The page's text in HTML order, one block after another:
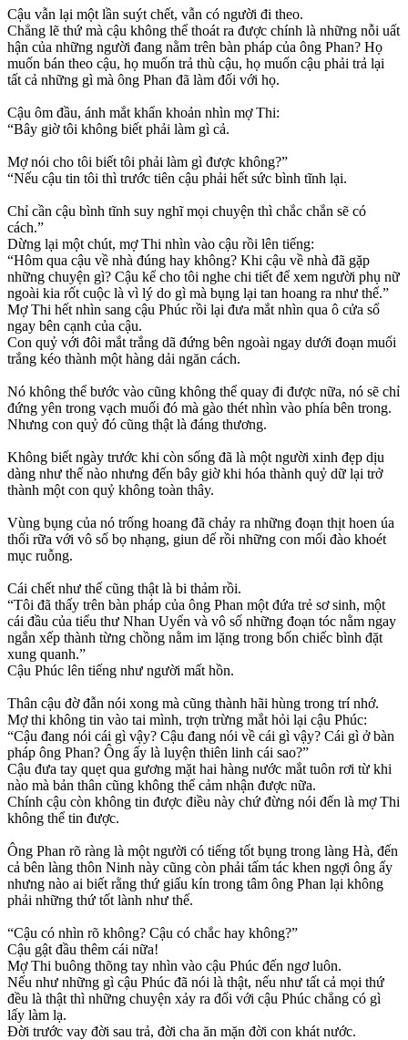
Cậu vẫn lại một lần suýt chết, vẫn có người đi theo.
Chẳng lẽ thứ mà cậu không thể thoát ra được chính là những nỗi uất
hận của những người đang nằm trên bàn pháp của ông Phan? Họ
muốn bán theo cậu, họ muốn trả thù cậu, họ muốn cậu phải trả lại
tất cả những gì mà ông Phan đã làm đối với họ.
Cậu ôm đầu, ánh mắt khẩn khoản nhìn mợ Thi:
“Bây giờ tôi không biết phải làm gì cả.
Mợ nói cho tôi biết tôi phải làm gì được không?”
“Nếu cậu tin tôi thì trước tiên cậu phải hết sức bình tĩnh lại.
Chỉ cần cậu bình tĩnh suy nghĩ mọi chuyện thì chắc chắn sẽ có
cách.”
Dừng lại một chút, mợ Thi nhìn vào cậu rồi lên tiếng:
“Hôm qua cậu về nhà đúng hay không? Khi cậu về nhà đã gặp
những chuyện gì? Cậu kể cho tôi nghe chi tiết để xem người phụ nữ
ngoài kia rốt cuộc là vì lý do gì mà bụng lại tan hoang ra như thế.”
Mợ Thi hết nhìn sang cậu Phúc rồi lại đưa mắt nhìn qua ô cửa sổ
ngay bên cạnh của cậu.
Con quỷ với đôi mắt trắng dã đứng bên ngoài ngay dưới đoạn muối
trắng kéo thành một hàng dải ngăn cách.
Nó không thể bước vào cũng không thể quay đi được nữa, nó sẽ chỉ
đứng yên trong vạch muối đó mà gào thét nhìn vào phía bên trong.
Nhưng con quỷ đó cũng thật là đáng thương.
Không biết ngày trước khi còn sống đã là một người xinh đẹp dịu
dàng như thế nào nhưng đến bây giờ khi hóa thành quỷ dữ lại trở
thành một con quỷ không toàn thây.
Vùng bụng của nó trống hoang đã chảy ra những đoạn thịt hoen úa
thối rữa với vô số bọ nhạng, giun dế rồi những con mối đào khoét
mục ruỗng.
Cái chết như thế cũng thật là bi thảm rồi.
“Tôi đã thấy trên bàn pháp của ông Phan một đứa trẻ sơ sinh, một
cái đầu của tiểu thư Nhan Uyển và vô số những đoạn tóc nằm ngay
ngắn xếp thành từng chồng nằm im lặng trong bốn chiếc bình đặt
xung quanh.”
Cậu Phúc lên tiếng như người mất hồn.
Thân cậu đờ đẫn nói xong mà cũng thành hãi hùng trong trí nhớ.
Mợ thi không tin vào tai mình, trợn trừng mắt hỏi lại cậu Phúc:
“Cậu đang nói cái gì vậy? Cậu đang nói về cái gì vậy? Cái gì ở bàn
pháp ông Phan? Ông ấy là luyện thiên linh cái sao?”
Cậu đưa tay quẹt qua gương mặt hai hàng nước mắt tuôn rơi từ khi
nào mà bản thân cũng không thể cảm nhận được nữa.
Chính cậu còn không tin được điều này chứ đừng nói đến là mợ Thi
không thể tin được.
Ông Phan rõ ràng là một người có tiếng tốt bụng trong làng Hà, đến
cả bên làng thôn Ninh này cũng còn phải tấm tác khen ngợi ông ấy
nhưng nào ai biết rằng thứ giấu kín trong tâm ông Phan lại không
phải những thứ tốt lành như thế.
“Cậu có nhìn rõ không? Cậu có chắc hay không?”
Cậu gật đầu thêm cái nữa!
Mợ Thi buông thõng tay nhìn vào cậu Phúc đến ngơ luôn.
Nếu như những gì cậu Phúc đã nói là thật, nếu như tất cả mọi thứ
đều là thật thì những chuyện xảy ra đối với cậu Phúc chẳng có gì
lấy làm lạ.
Đời trước vay đời sau trả, đời cha ăn mặn đời con khát nước.